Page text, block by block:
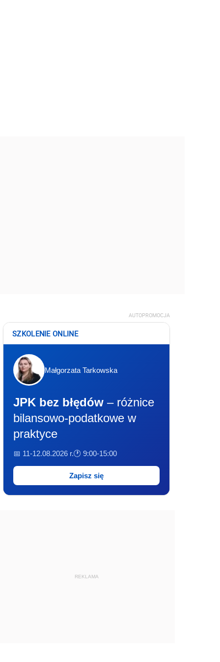
AUTOPROMOCJA
SZKOLENIE ONLINE
Małgorzata Tarkowska
JPK bez błędów – różnice
bilansowo-podatkowe w
praktyce
📅 11-12.08.2026 r.🕐 9:00-15:00
Zapisz się
REKLAMA